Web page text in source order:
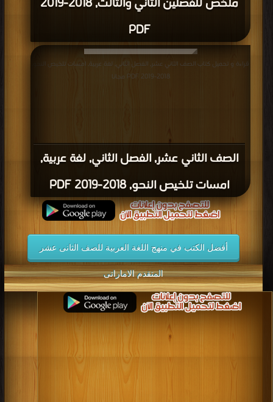
PDF
الصف الثاني عشر, الفصل الثاني, لغة عربية,
امسات تلخيص النحو, 2018-2019 PDF
قراءة و تحميل كتاب الصف الثاني عشر, الفصل الثاني, لغة عربية, امسات تلخيص النحو,
2018-2019 PDF مجانا
أفضل الكتب في منهج اللغة العربية للصف الثانى عشر
المتقدم الاماراتى